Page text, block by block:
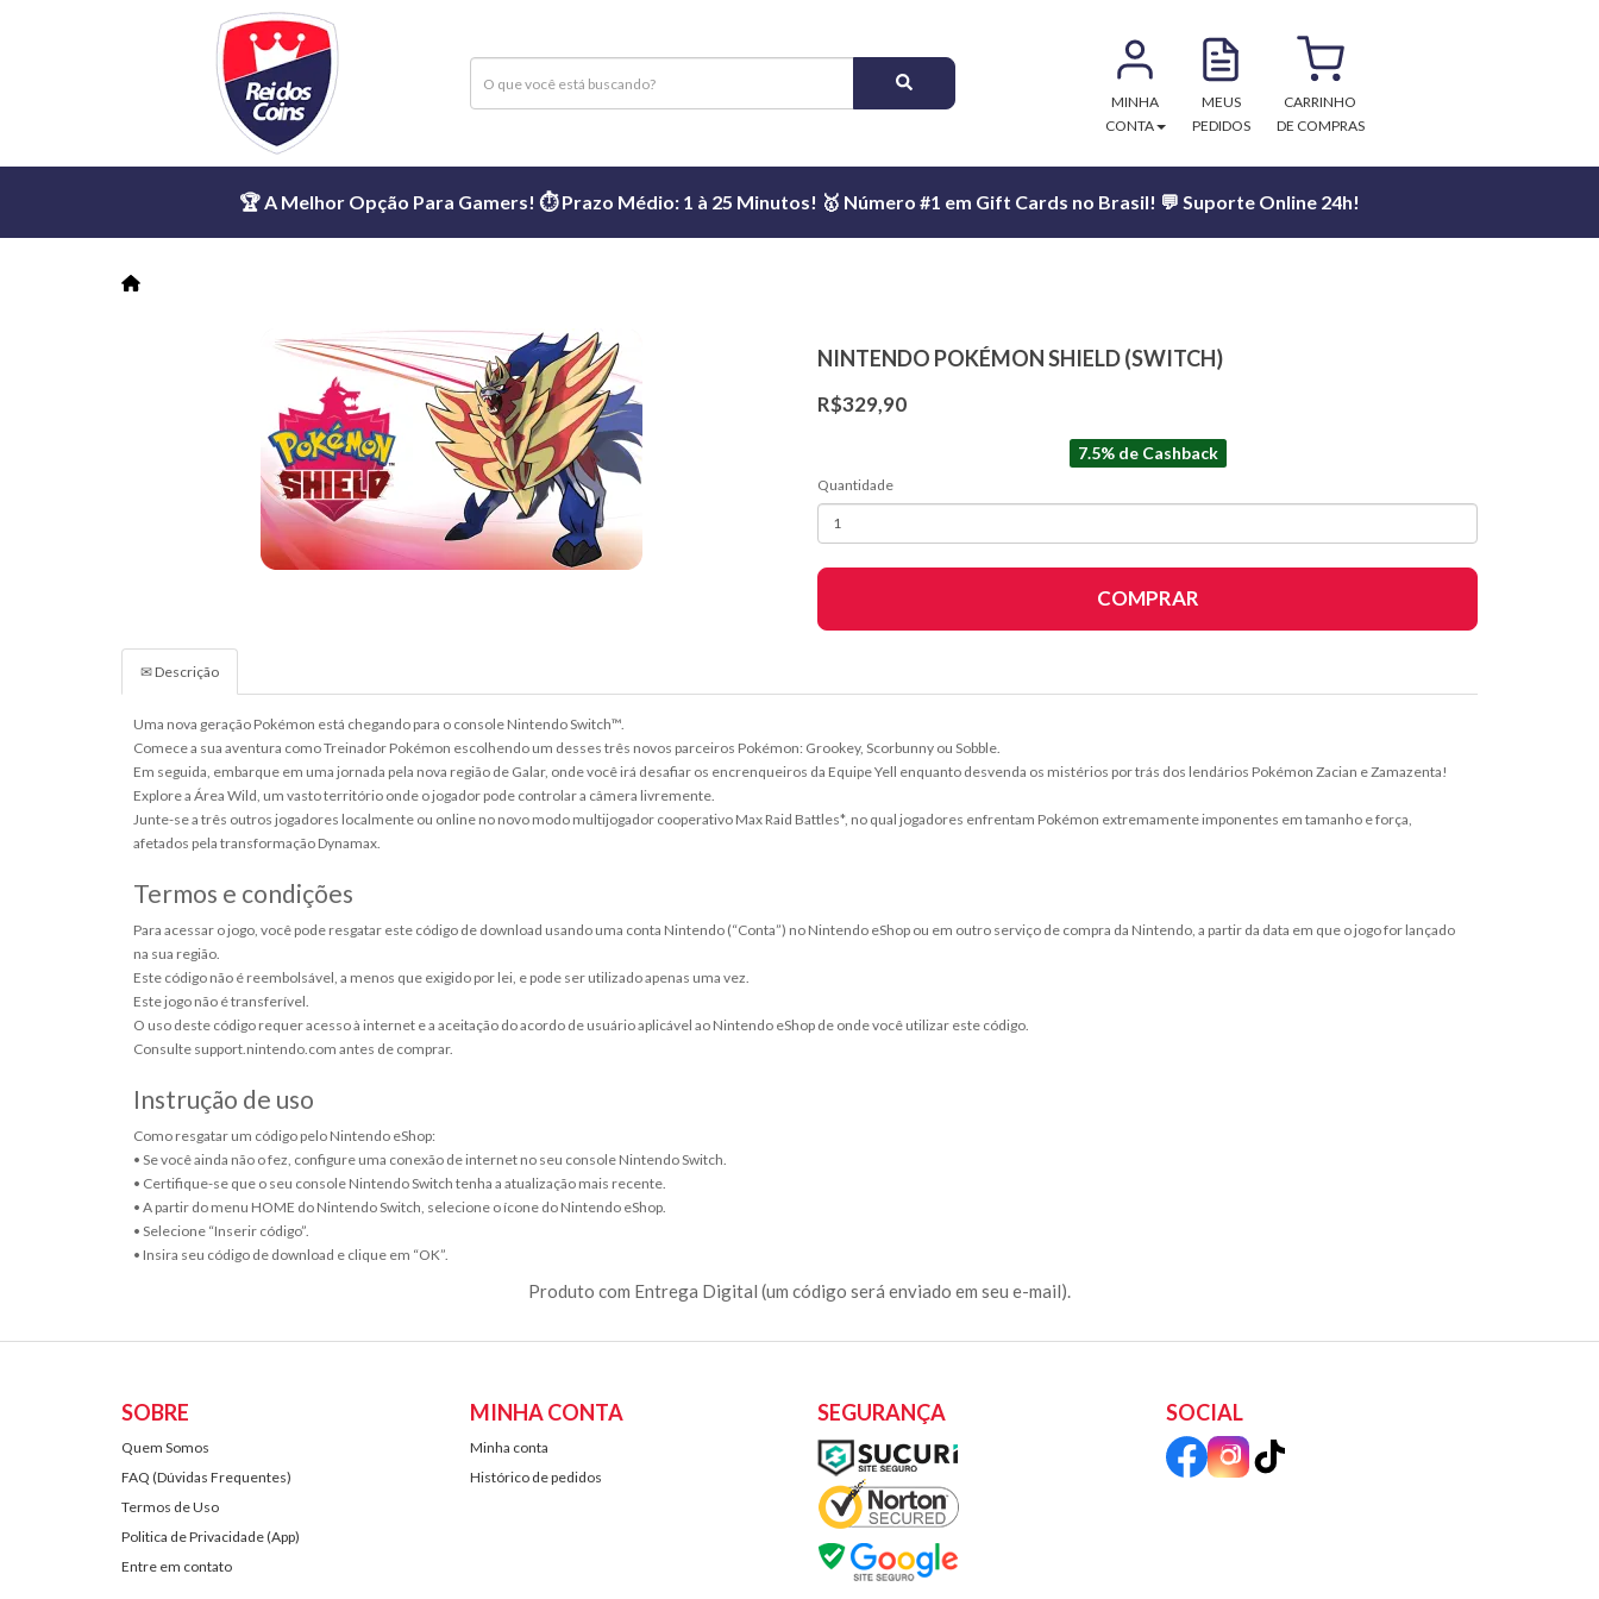
MINHA
CONTA
MEUS
PEDIDOS
CARRINHO
DE COMPRAS
🏆 A Melhor Opção Para Gamers! ⏱️ Prazo Médio: 1 à 25 Minutos! 🥇 Número #1 em Gift Cards no Brasil! 💬 Suporte Online 24h!
NINTENDO POKÉMON SHIELD (SWITCH)
R$329,90
7.5% de Cashback
Quantidade
COMPRAR
✉ Descrição
Uma nova geração Pokémon está chegando para o console Nintendo Switch™.
Comece a sua aventura como Treinador Pokémon escolhendo um desses três novos parceiros Pokémon: Grookey, Scorbunny ou Sobble.
Em seguida, embarque em uma jornada pela nova região de Galar, onde você irá desafiar os encrenqueiros da Equipe Yell enquanto desvenda os mistérios por trás dos lendários Pokémon Zacian e Zamazenta!
Explore a Área Wild, um vasto território onde o jogador pode controlar a câmera livremente.
Junte-se a três outros jogadores localmente ou online no novo modo multijogador cooperativo Max Raid Battles*, no qual jogadores enfrentam Pokémon extremamente imponentes em tamanho e força,
afetados pela transformação Dynamax.
Termos e condições
Para acessar o jogo, você pode resgatar este código de download usando uma conta Nintendo (“Conta”) no Nintendo eShop ou em outro serviço de compra da Nintendo, a partir da data em que o jogo for lançado
na sua região.
Este código não é reembolsável, a menos que exigido por lei, e pode ser utilizado apenas uma vez.
Este jogo não é transferível.
O uso deste código requer acesso à internet e a aceitação do acordo de usuário aplicável ao Nintendo eShop de onde você utilizar este código.
Consulte support.nintendo.com antes de comprar.
Instrução de uso
Como resgatar um código pelo Nintendo eShop:
• Se você ainda não o fez, configure uma conexão de internet no seu console Nintendo Switch.
• Certifique-se que o seu console Nintendo Switch tenha a atualização mais recente.
• A partir do menu HOME do Nintendo Switch, selecione o ícone do Nintendo eShop.
• Selecione “Inserir código”.
• Insira seu código de download e clique em “OK”.
Produto com Entrega Digital (um código será enviado em seu e-mail).
SOBRE
Quem Somos
FAQ (Dúvidas Frequentes)
Termos de Uso
Politica de Privacidade (App)
Entre em contato
MINHA CONTA
Minha conta
Histórico de pedidos
SEGURANÇA SOCIAL